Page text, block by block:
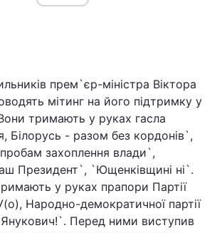
прем`єр-міністра Віктора
мітинг на його підтримку у
тримають у руках гасла
Білорусь - разом без кордонів`,
захоплення влади`,
Президент`, `Ющенківщині ні`.
у руках прапори Партії
Народно-демократичної партії
Перед ними виступив